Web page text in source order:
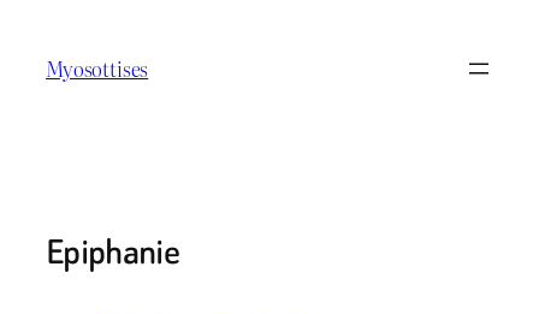
contenu
Myosottises
Epiphanie